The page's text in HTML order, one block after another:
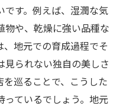
物を育てる利点
物の選び方
観葉植物の育成術
の楽しみ方
です。例えば、湿潤な気
物や、乾燥に強い品種な
、地元での育成過程でそ
見られない独自の美しさ
巡ることで、こうした
っているでしょう。地元